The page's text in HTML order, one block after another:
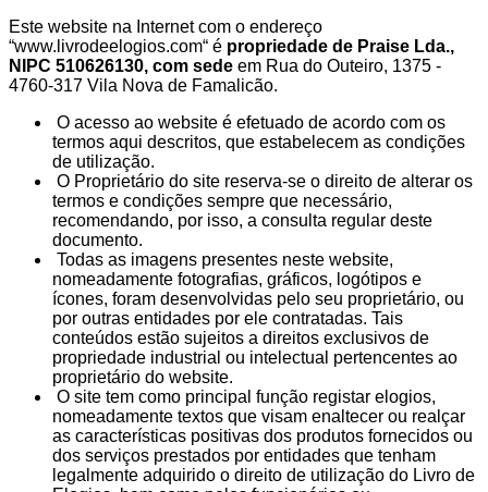
Este website na Internet com o endereço
“www.livrodeelogios.com“ é propriedade de Praise Lda.,
NIPC 510626130, com sede em Rua do Outeiro, 1375 -
4760-317 Vila Nova de Famalicão.
O acesso ao website é efetuado de acordo com os
termos aqui descritos, que estabelecem as condições
de utilização.
O Proprietário do site reserva-se o direito de alterar os
termos e condições sempre que necessário,
recomendando, por isso, a consulta regular deste
documento.
Todas as imagens presentes neste website,
nomeadamente fotografias, gráficos, logótipos e
ícones, foram desenvolvidas pelo seu proprietário, ou
por outras entidades por ele contratadas. Tais
conteúdos estão sujeitos a direitos exclusivos de
propriedade industrial ou intelectual pertencentes ao
proprietário do website.
O site tem como principal função registar elogios,
nomeadamente textos que visam enaltecer ou realçar
as características positivas dos produtos fornecidos ou
dos serviços prestados por entidades que tenham
legalmente adquirido o direito de utilização do Livro de